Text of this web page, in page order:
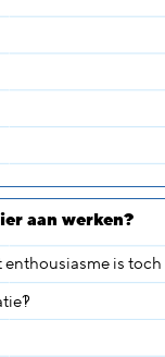
aan werken?
is toch